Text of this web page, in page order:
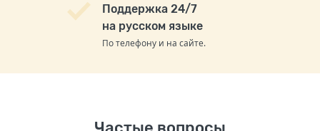
Поддержка 24/7
на русском языке
По телефону и на сайте.